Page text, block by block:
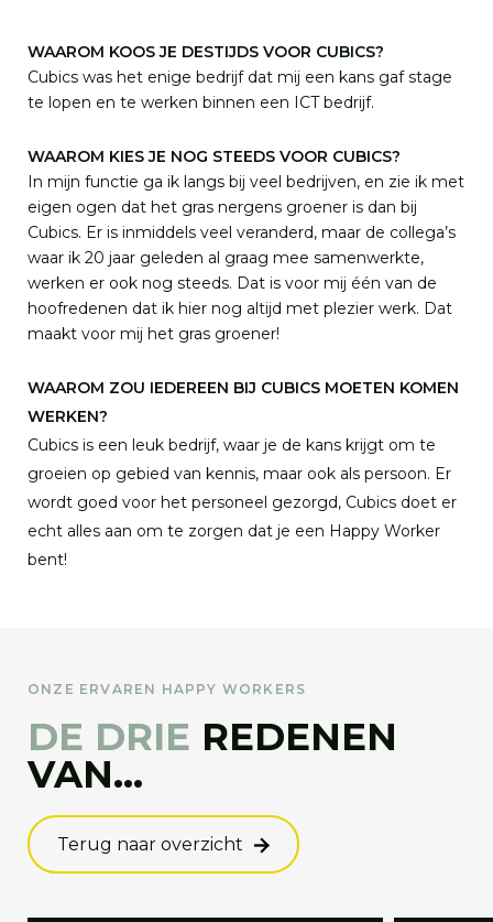
WAAROM KOOS JE DESTIJDS VOOR CUBICS?
Cubics was het enige bedrijf dat mij een kans gaf stage
te lopen en te werken binnen een ICT bedrijf.
WAAROM KIES JE NOG STEEDS VOOR CUBICS?
In mijn functie ga ik langs bij veel bedrijven, en zie ik met
eigen ogen dat het gras nergens groener is dan bij
Cubics. Er is inmiddels veel veranderd, maar de collega’s
waar ik 20 jaar geleden al graag mee samenwerkte,
werken er ook nog steeds. Dat is voor mij één van de
hoofredenen dat ik hier nog altijd met plezier werk. Dat
maakt voor mij het gras groener!
WAAROM ZOU IEDEREEN BIJ CUBICS MOETEN KOMEN
WERKEN?
Cubics is een leuk bedrijf, waar je de kans krijgt om te
groeien op gebied van kennis, maar ook als persoon. Er
wordt goed voor het personeel gezorgd, Cubics doet er
echt alles aan om te zorgen dat je een Happy Worker
bent!
ONZE ERVAREN HAPPY WORKERS
DE DRIE REDENEN
VAN...
Terug naar overzicht